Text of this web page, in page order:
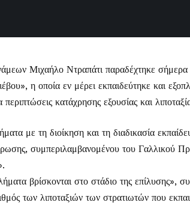
Μιχαήλο Ντραπάτι παραδέχτηκε σήμερα
η οποία εν μέρει εκπαιδεύτηκε και
κατάχρησης εξουσίας και
με τη διοίκηση και τη διαδικασία
συμπεριλαμβανομένου του Γαλλικού
βρίσκονται στο στάδιο της επίλυσης»,
των λιποταξιών των στρατιωτών που